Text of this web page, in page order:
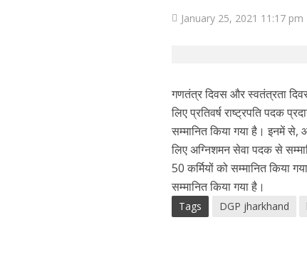
January 25, 2021 11:17 pm
गणतंत्र दिवस और स्वतंत्रता
लिए प्रतिवर्ष राष्ट्रपति पदक
सम्मानित किया गया है। इनमें से,
लिए अग्निशमन सेवा पदक से
50 कर्मियों को सम्मानित किया
सम्मानित किया गया है।
Tags DGP jharkhand